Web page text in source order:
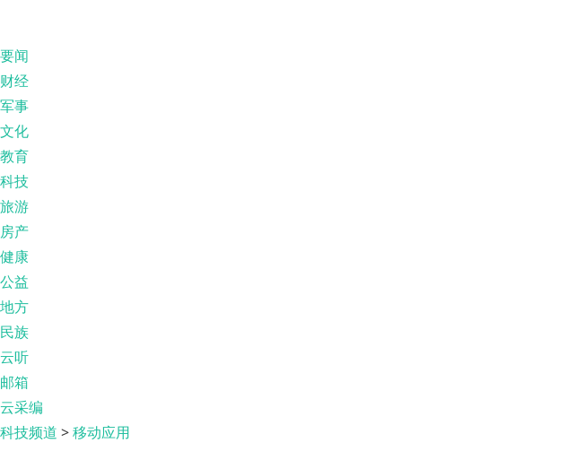
要闻
财经
军事
文化
教育
科技
旅游
房产
健康
公益
地方
民族
云听
邮箱
云采编
科技频道 >移动应用